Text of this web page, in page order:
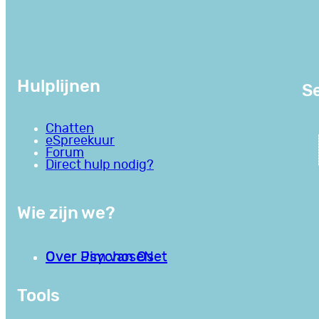
Hulplijnen
Chatten
eSpreekuur
Forum
Direct hulp nodig?
Wie zijn we?
Over PsychoseNet
Over Jim van Os
Tools